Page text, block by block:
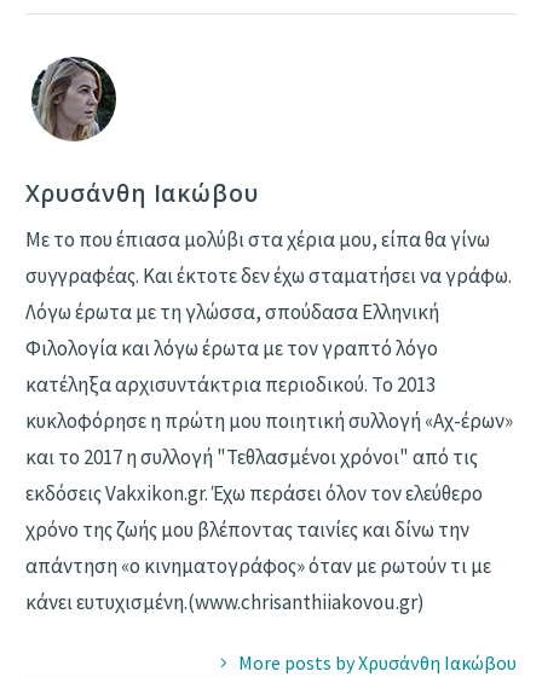
Χρυσάνθη Ιακώβου
Με το που έπιασα μολύβι στα χέρια μου, είπα θα γίνω
συγγραφέας. Και έκτοτε δεν έχω σταματήσει να γράφω.
Λόγω έρωτα με τη γλώσσα, σπούδασα Ελληνική
Φιλολογία και λόγω έρωτα με τον γραπτό λόγο
κατέληξα αρχισυντάκτρια περιοδικού. Το 2013
κυκλοφόρησε η πρώτη μου ποιητική συλλογή «Αχ-έρων»
και το 2017 η συλλογή "Τεθλασμένοι χρόνοι" από τις
εκδόσεις Vakxikon.gr. Έχω περάσει όλον τον ελεύθερο
χρόνο της ζωής μου βλέποντας ταινίες και δίνω την
απάντηση «ο κινηματογράφος» όταν με ρωτούν τι με
κάνει ευτυχισμένη.(www.chrisanthiiakovou.gr)
More posts by Χρυσάνθη Ιακώβου